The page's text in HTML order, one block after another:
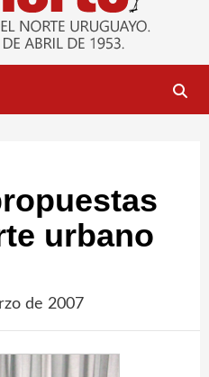
urbano
de 2007